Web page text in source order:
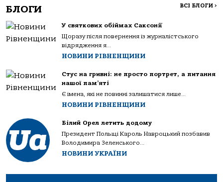
БЛОГИ ВСІ БЛОГИ >
У святкових обіймах Саксонії
Щоразу після повернення із журналістського
відрядження я...
НОВИНИ РІВНЕНЩИНИ
Стус на гривні: не просто портрет, а питання
нашої пам’яті
Є імена, які не повинні залишатися лише...
НОВИНИ РІВНЕНЩИНИ
Білий Орел летить додому
Президент Польщі Кароль Навроцький позбавив
Володимира Зеленського...
НОВИНИ УКРАЇНИ